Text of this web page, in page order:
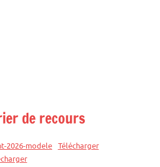
de recours
2026-modele Télécharger